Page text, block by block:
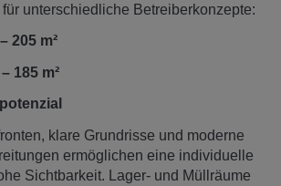
unterschiedliche Betreiberkonzepte:
205 m²
185 m²
klare Grundrisse und moderne
ermöglichen eine individuelle
Sichtbarkeit. Lager- und Müllräume